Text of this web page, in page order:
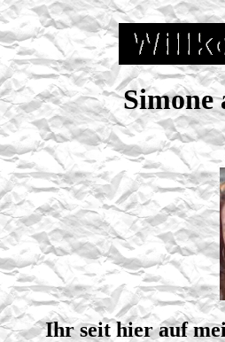
Simone
Ihr seit hier auf